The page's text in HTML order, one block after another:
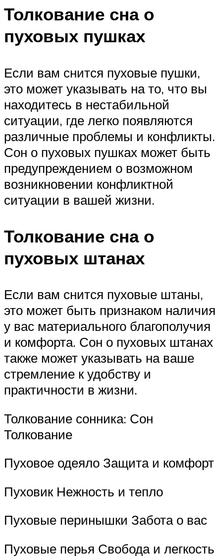
Толкование сна о
пуховых пушках
Если вам снится пуховые пушки,
это может указывать на то, что вы
находитесь в нестабильной
ситуации, где легко появляются
различные проблемы и конфликты.
Сон о пуховых пушках может быть
предупреждением о возможном
возникновении конфликтной
ситуации в вашей жизни.
Толкование сна о
пуховых штанах
Если вам снится пуховые штаны,
это может быть признаком наличия
у вас материального благополучия
и комфорта. Сон о пуховых штанах
также может указывать на ваше
стремление к удобству и
практичности в жизни.
Толкование сонника: Сон
Толкование
Пуховое одеяло Защита и комфорт
Пуховик Нежность и тепло
Пуховые перинышки Забота о вас
Пуховые перья Свобода и легкость